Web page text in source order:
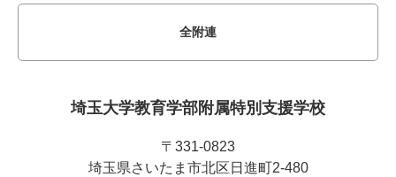
全附連
埼玉大学教育学部附属特別支援学校
〒331-0823
埼玉県さいたま市北区日進町2-480